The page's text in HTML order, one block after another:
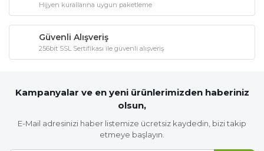
Hijyen kurallarına uygun paketleme
Güvenli Alışveriş
256bit SSL Sertifikası ile güvenli alışveriş
Kampanyalar ve en yeni ürünlerimizden haberiniz
olsun,
E-Mail adresinizi haber listemize ücretsiz kaydedin, bizi takip
etmeye başlayın.